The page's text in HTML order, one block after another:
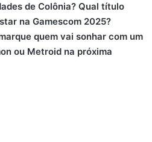
de Colônia? Qual título
na Gamescom 2025?
quem vai sonhar com um
ou Metroid na próxima